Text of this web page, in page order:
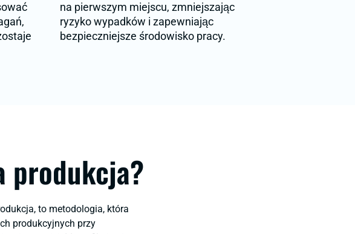
na pierwszym miejscu, zmniejszając
ryzyko wypadków i zapewniając
bezpieczniejsze środowisko pracy.
produkcja?
to metodologia, która
produkcyjnych przy